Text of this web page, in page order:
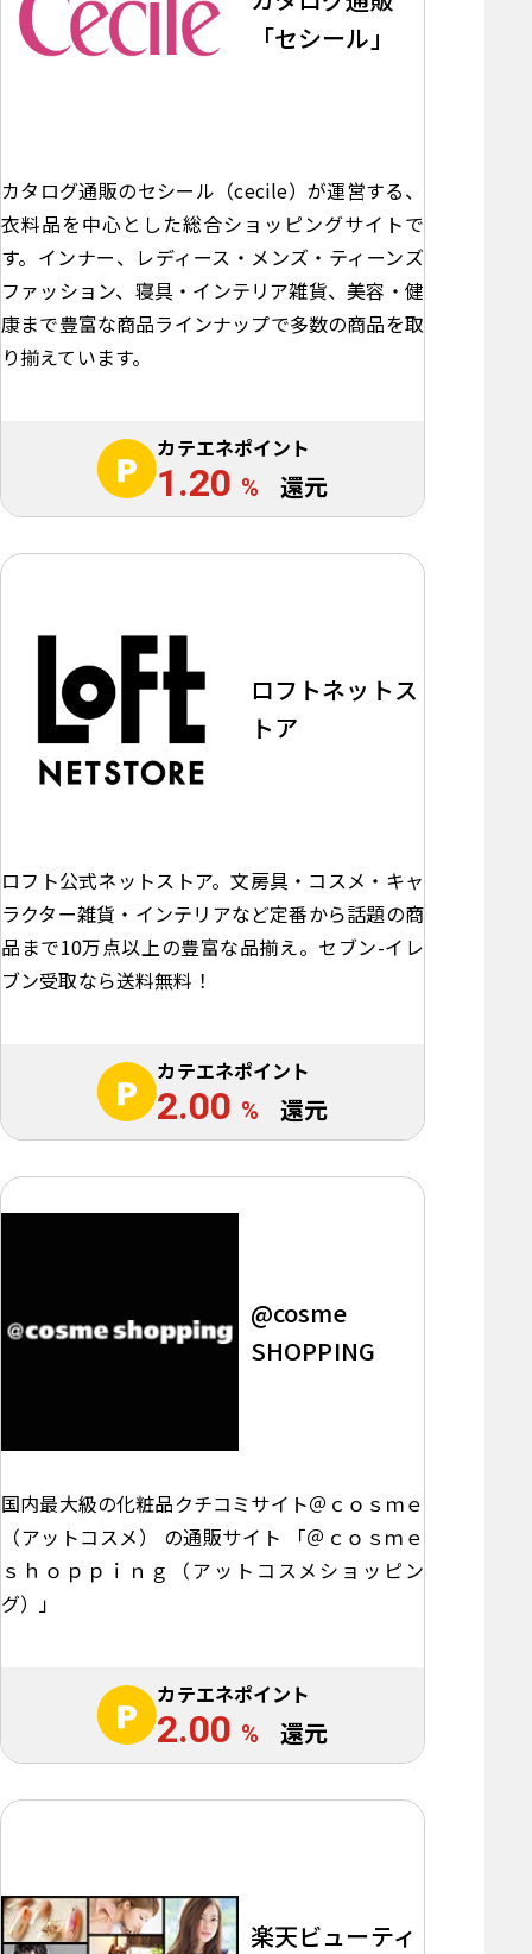
「セシール」
カタログ通販のセシール（cecile）が運営する、
衣料品を中心とした総合ショッピングサイトで
す。インナー、レディース・メンズ・ティーンズ
ファッション、寝具・インテリア雑貨、美容・健
康まで豊富な商品ラインナップで多数の商品を取
り揃えています。
カテエネポイント
1.20 % 還元
ロフトネットス
トア
ロフト公式ネットストア。文房具・コスメ・キャ
ラクター雑貨・インテリアなど定番から話題の商
品まで10万点以上の豊富な品揃え。セブン-イレ
ブン受取なら送料無料！
カテエネポイント
2.00 % 還元
@cosme
SHOPPING
国内最大級の化粧品クチコミサイト＠ｃｏｓｍｅ
（アットコスメ） の通販サイト 「＠ｃｏｓｍｅ
ｓｈｏｐｐｉｎｇ（アットコスメショッピン
グ）」
カテエネポイント
2.00 % 還元
楽天ビューティ